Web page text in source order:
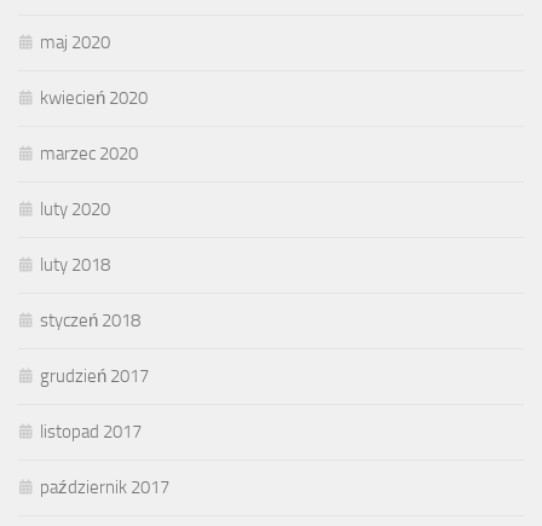
maj 2020
kwiecień 2020
marzec 2020
luty 2020
luty 2018
styczeń 2018
grudzień 2017
listopad 2017
październik 2017